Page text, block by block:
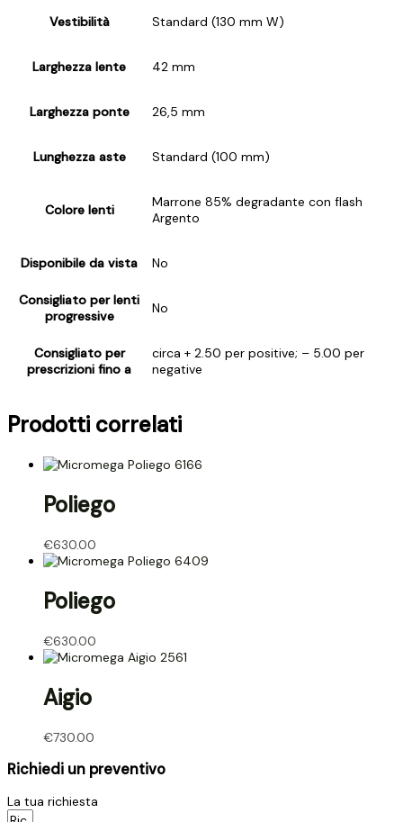
Vestibilità Standard (130 mm W)
Larghezza lente 42 mm
Larghezza ponte 26,5 mm
Lunghezza aste Standard (100 mm)
Colore lenti
Marrone 85% degradante con flash
Argento
Disponibile da vista No
Consigliato per lenti
progressive
No
Consigliato per
prescrizioni fino a
circa + 2.50 per positive; – 5.00 per
negative
Prodotti correlati
Poliego
€630.00
Poliego
€630.00
Aigio
€730.00
Richiedi un preventivo
La tua richiesta